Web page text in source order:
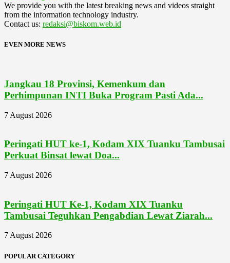
We provide you with the latest breaking news and videos straight
from the information technology industry.
Contact us: redaksi@biskom.web.id
EVEN MORE NEWS
Jangkau 18 Provinsi, Kemenkum dan
Perhimpunan INTI Buka Program Pasti Ada...
7 August 2026
Peringati HUT ke-1, Kodam XIX Tuanku Tambusai
Perkuat Binsat lewat Doa...
7 August 2026
Peringati HUT Ke-1, Kodam XIX Tuanku
Tambusai Teguhkan Pengabdian Lewat Ziarah...
7 August 2026
POPULAR CATEGORY